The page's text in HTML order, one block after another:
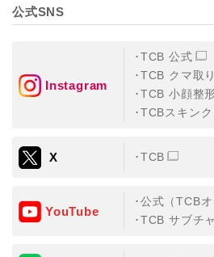
す。
一般社団法人メディカルアライア
①共同して利用される情報
②共同して利用する者の範囲
③共同利用する者の利用目的
公式SNS
Instagram
TCB 公式
TCB クマ取り
TCB 小顔整
TCBスキン
X TCB
YouTube
公式（TCBオ
TCB サブチ